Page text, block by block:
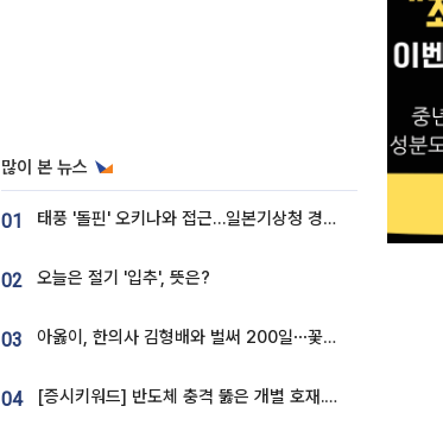
많이 본 뉴스
01 태풍 '돌핀' 오키나와 접근…일본기상청 경로 업데이트
02 오늘은 절기 '입추', 뜻은?
03 아옳이, 한의사 김형배와 벌써 200일⋯꽃다발 들고 "프러포즈 아냐"
04 [증시키워드] 반도체 충격 뚫은 개별 호재...포스코퓨처엠·에코프로·한화솔루션 '눈길'